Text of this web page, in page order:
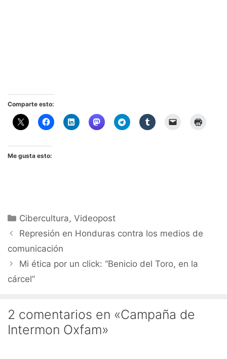
Comparte esto:
Me gusta esto:
Categorías
Cibercultura,Videopost
Represión en Honduras contra los medios de
comunicación
Mi ética por un click: “Benicio del Toro, en la
cárcel”
2 comentarios en «Campaña de
Intermon Oxfam»